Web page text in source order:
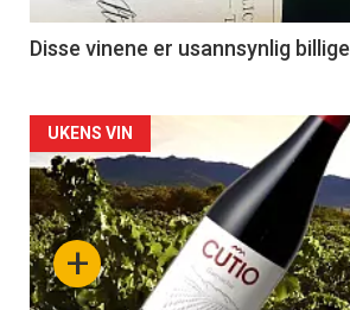
3
Disse vinene er usannsynlig billige
Forsiden
akkurat
nå
-
+
UKENS VIN